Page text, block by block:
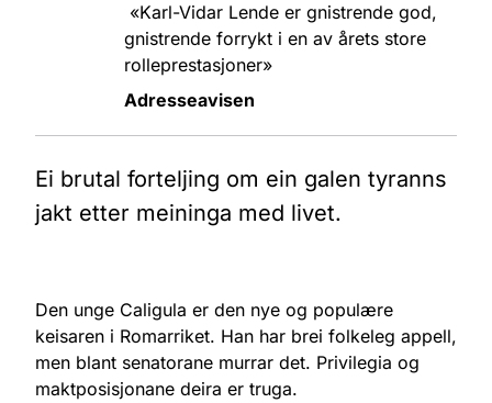
«Karl-Vidar Lende er gnistrende god,
gnistrende forrykt i en av årets store
rolleprestasjoner»
Adresseavisen
Ei brutal forteljing om ein galen tyranns
jakt etter meininga med livet.
Den unge Caligula er den nye og populære
keisaren i Romarriket. Han har brei folkeleg appell,
men blant senatorane murrar det. Privilegia og
maktposisjonane deira er truga.